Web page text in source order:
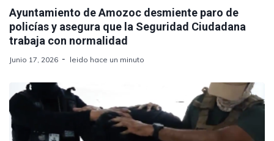
Ayuntamiento de Amozoc desmiente paro de
policías y asegura que la Seguridad Ciudadana
trabaja con normalidad
Junio 17, 2026 leido hace un minuto